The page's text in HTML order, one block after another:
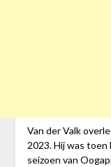
Van der Valk
2023. Hij was
seizoen van